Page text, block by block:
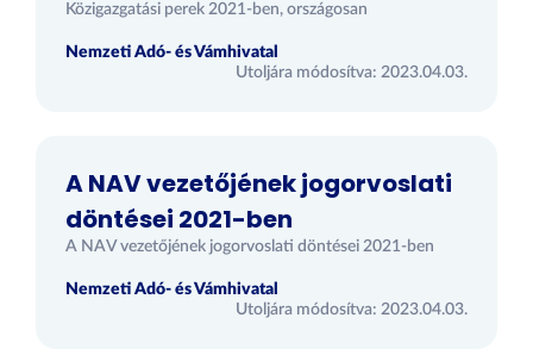
Közigazgatási perek 2021-ben, országosan
Nemzeti Adó- és Vámhivatal
Utoljára módosítva: 2023.04.03.
A NAV vezetőjének jogorvoslati
döntései 2021-ben
A NAV vezetőjének jogorvoslati döntései 2021-ben
Nemzeti Adó- és Vámhivatal
Utoljára módosítva: 2023.04.03.